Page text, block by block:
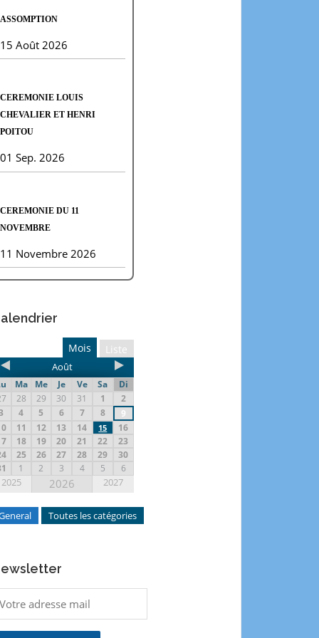
ASSOMPTION
15 Août 2026
CEREMONIE LOUIS
CHEVALIER ET HENRI
POITOU
01 Sep. 2026
CEREMONIE DU 11
NOVEMBRE
11 Novembre 2026
Liste
Mois
Août
Ma Me Je Ve Sa
Di
28 29 30 31 1
2
4 5 6 7 8
9
11 12 13 14 15
16
18 19 20 21 22
23
25 26 27 28 29
30
1 2 3 4 5 6
2025 2026 2027
Toutes les catégories